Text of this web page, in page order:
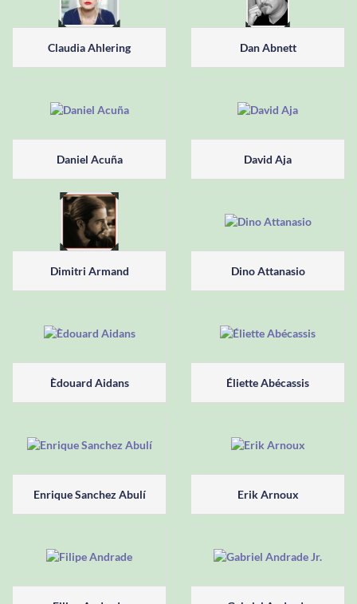
Claudia Ahlering Dan Abnett
Daniel Acuña David Aja
Dimitri Armand Dino Attanasio
Èdouard Aidans Éliette Abécassis
Enrique Sanchez Abulí Erik Arnoux